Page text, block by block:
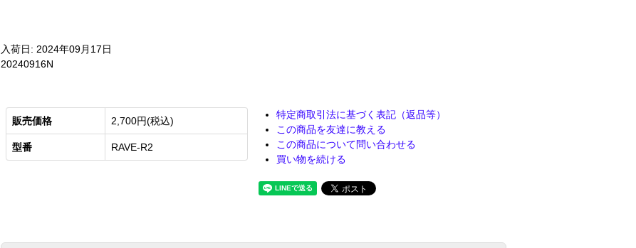
入荷日: 2024年09月17日
20240916N
販売価格 2,700円(税込)
型番 RAVE-R2
特定商取引法に基づく表記（返品等）
この商品を友達に教える
この商品について問い合わせる
買い物を続ける